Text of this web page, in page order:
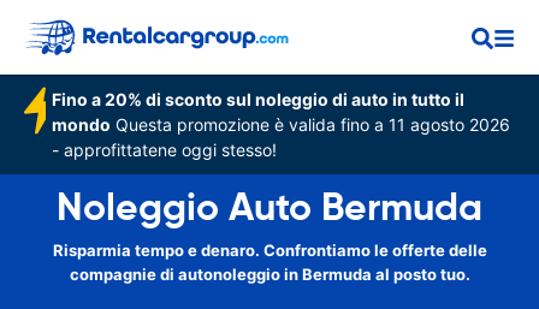
Fino a 20% di sconto sul noleggio di auto in tutto il
mondo Questa promozione è valida fino a 11 agosto 2026
- approfittatene oggi stesso!
Noleggio Auto Bermuda
Risparmia tempo e denaro. Confrontiamo le offerte delle
compagnie di autonoleggio in Bermuda al posto tuo.